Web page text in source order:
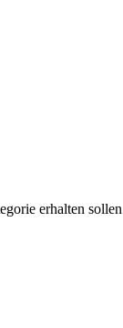
erhalten sollen